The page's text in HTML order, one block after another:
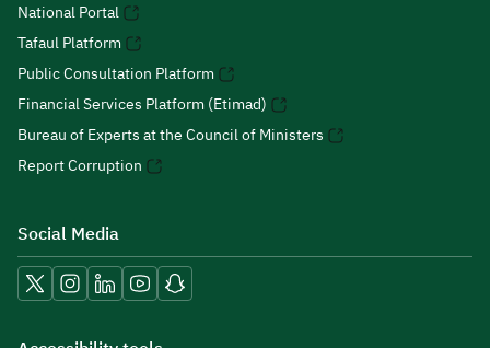
National Portal
Tafaul Platform
Public Consultation Platform
Financial Services Platform (Etimad)
Bureau of Experts at the Council of Ministers
Report Corruption
Social Media